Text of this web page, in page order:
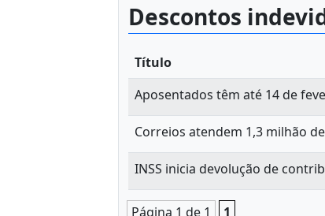
Descontos
Título
Aposentados têm até 14 de
Correios atendem 1,3 milhão
INSS inicia devolução de
Página 1 de 1 1